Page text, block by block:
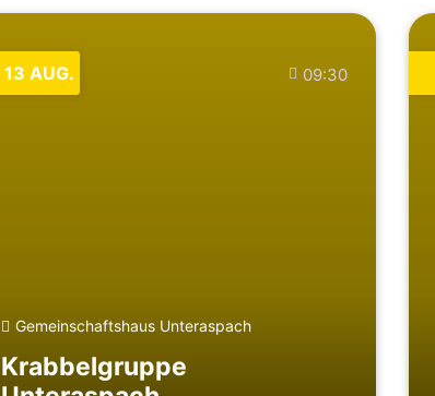
13 AUG. 09:30
Gemeinschaftshaus Unteraspach
Krabbelgruppe